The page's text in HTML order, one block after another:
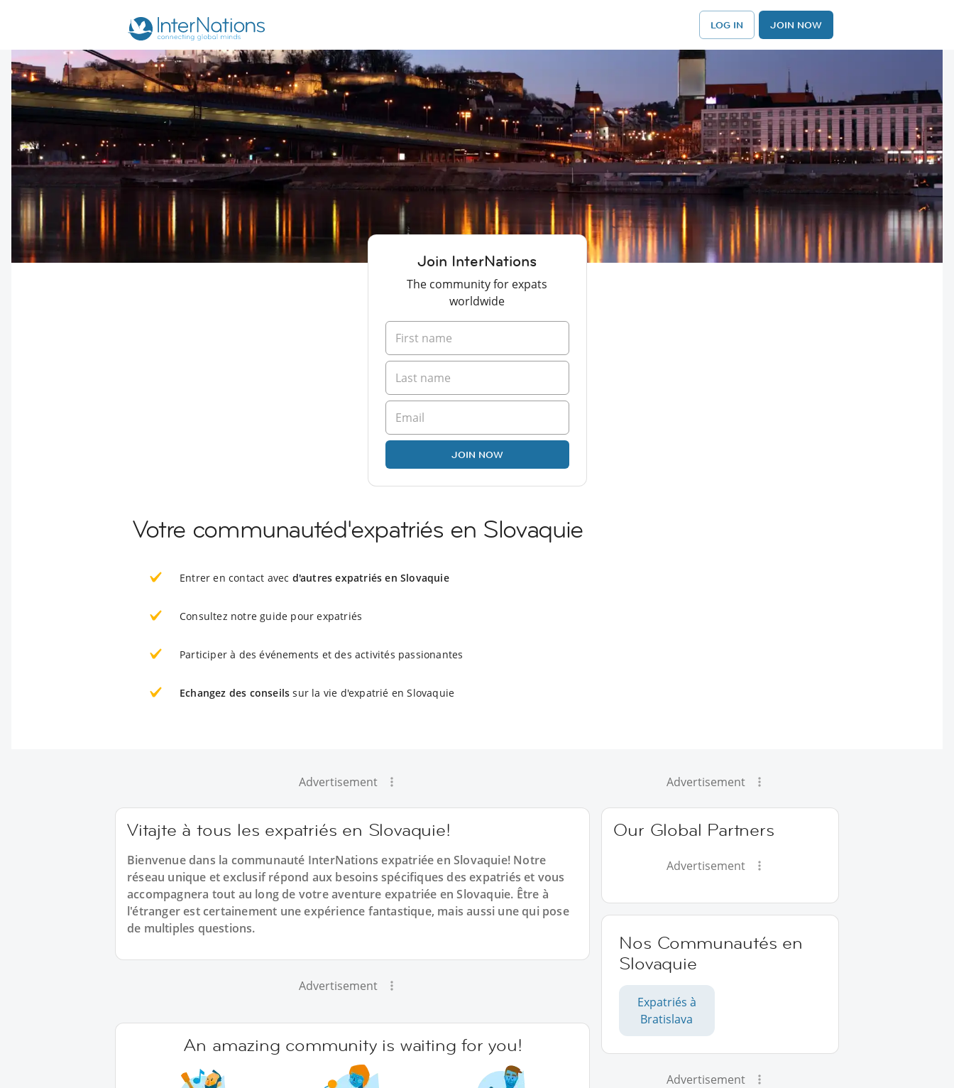
LOG IN JOIN NOW
Join InterNations
The community for expats
worldwide
JOIN NOW
Votre communautéd'expatriés en Slovaquie
Entrer en contact avec d'autres expatriés en Slovaquie
Consultez notre guide pour expatriés
Participer à des événements et des activités passionantes
Echangez des conseils sur la vie d'expatrié en Slovaquie
Advertisement
Vitajte à tous les expatriés en Slovaquie!
Bienvenue dans la communauté InterNations expatriée en Slovaquie! Notre
réseau unique et exclusif répond aux besoins spécifiques des expatriés et vous
accompagnera tout au long de votre aventure expatriée en Slovaquie. Être à
l'étranger est certainement une expérience fantastique, mais aussi une qui pose
de multiples questions.
Advertisement
An amazing community is waiting for you!
Advertisement
Our Global Partners
Advertisement
Nos Communautés en
Slovaquie
Expatriés à
Bratislava
Advertisement